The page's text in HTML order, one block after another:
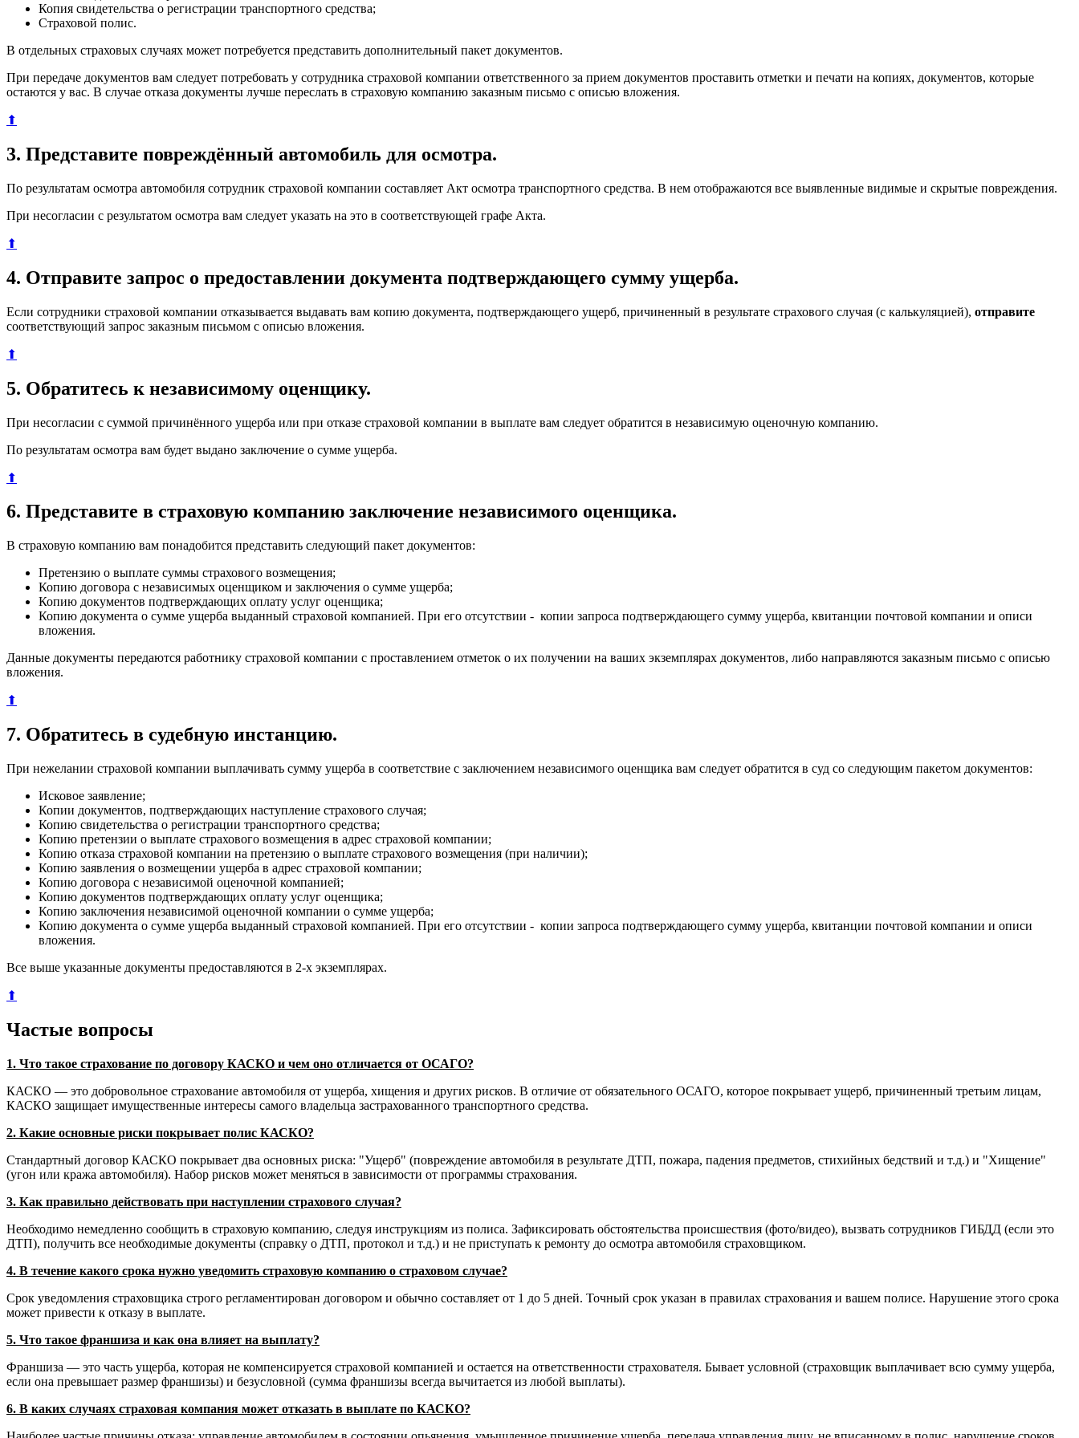
Копия свидетельства о регистрации транспортного средства;
Страховой полис.
В отдельных страховых случаях может потребуется представить дополнительный пакет документов.
При передаче документов вам следует потребовать у сотрудника страховой компании ответственного за прием документов проставить отметки и печати на копиях, документов, которые
остаются у вас. В случае отказа документы лучше переслать в страховую компанию заказным письмо с описью вложения.
⬆
3. Представите повреждённый автомобиль для осмотра.
По результатам осмотра автомобиля сотрудник страховой компании составляет Акт осмотра транспортного средства. В нем отображаются все выявленные видимые и скрытые повреждения.
При несогласии с результатом осмотра вам следует указать на это в соответствующей графе Акта.
⬆
4. Отправите запрос о предоставлении документа подтверждающего сумму ущерба.
Если сотрудники страховой компании отказывается выдавать вам копию документа, подтверждающего ущерб, причиненный в результате страхового случая (с калькуляцией), отправите
соответствующий запрос заказным письмом с описью вложения.
⬆
5. Обратитесь к независимому оценщику.
При несогласии с суммой причинённого ущерба или при отказе страховой компании в выплате вам следует обратится в независимую оценочную компанию.
По результатам осмотра вам будет выдано заключение о сумме ущерба.
⬆
6. Представите в страховую компанию заключение независимого оценщика.
В страховую компанию вам понадобится представить следующий пакет документов:
Претензию о выплате суммы страхового возмещения;
Копию договора с независимых оценщиком и заключения о сумме ущерба;
Копию документов подтверждающих оплату услуг оценщика;
Копию документа о сумме ущерба выданный страховой компанией. При его отсутствии - копии запроса подтверждающего сумму ущерба, квитанции почтовой компании и описи
вложения.
Данные документы передаются работнику страховой компании с проставлением отметок о их получении на ваших экземплярах документов, либо направляются заказным письмо с описью
вложения.
⬆
7. Обратитесь в судебную инстанцию.
При нежелании страховой компании выплачивать сумму ущерба в соответствие с заключением независимого оценщика вам следует обратится в суд со следующим пакетом документов:
Исковое заявление;
Копии документов, подтверждающих наступление страхового случая;
Копию свидетельства о регистрации транспортного средства;
Копию претензии о выплате страхового возмещения в адрес страховой компании;
Копию отказа страховой компании на претензию о выплате страхового возмещения (при наличии);
Копию заявления о возмещении ущерба в адрес страховой компании;
Копию договора с независимой оценочной компанией;
Копию документов подтверждающих оплату услуг оценщика;
Копию заключения независимой оценочной компании о сумме ущерба;
Копию документа о сумме ущерба выданный страховой компанией. При его отсутствии - копии запроса подтверждающего сумму ущерба, квитанции почтовой компании и описи
вложения.
Все выше указанные документы предоставляются в 2-х экземплярах.
⬆
Частые вопросы
1. Что такое страхование по договору КАСКО и чем оно отличается от ОСАГО?
КАСКО — это добровольное страхование автомобиля от ущерба, хищения и других рисков. В отличие от обязательного ОСАГО, которое покрывает ущерб, причиненный третьим лицам,
КАСКО защищает имущественные интересы самого владельца застрахованного транспортного средства.
2. Какие основные риски покрывает полис КАСКО?
Стандартный договор КАСКО покрывает два основных риска: "Ущерб" (повреждение автомобиля в результате ДТП, пожара, падения предметов, стихийных бедствий и т.д.) и "Хищение"
(угон или кража автомобиля). Набор рисков может меняться в зависимости от программы страхования.
3. Как правильно действовать при наступлении страхового случая?
Необходимо немедленно сообщить в страховую компанию, следуя инструкциям из полиса. Зафиксировать обстоятельства происшествия (фото/видео), вызвать сотрудников ГИБДД (если это
ДТП), получить все необходимые документы (справку о ДТП, протокол и т.д.) и не приступать к ремонту до осмотра автомобиля страховщиком.
4. В течение какого срока нужно уведомить страховую компанию о страховом случае?
Срок уведомления страховщика строго регламентирован договором и обычно составляет от 1 до 5 дней. Точный срок указан в правилах страхования и вашем полисе. Нарушение этого срока
может привести к отказу в выплате.
5. Что такое франшиза и как она влияет на выплату?
Франшиза — это часть ущерба, которая не компенсируется страховой компанией и остается на ответственности страхователя. Бывает условной (страховщик выплачивает всю сумму ущерба,
если она превышает размер франшизы) и безусловной (сумма франшизы всегда вычитается из любой выплаты).
6. В каких случаях страховая компания может отказать в выплате по КАСКО?